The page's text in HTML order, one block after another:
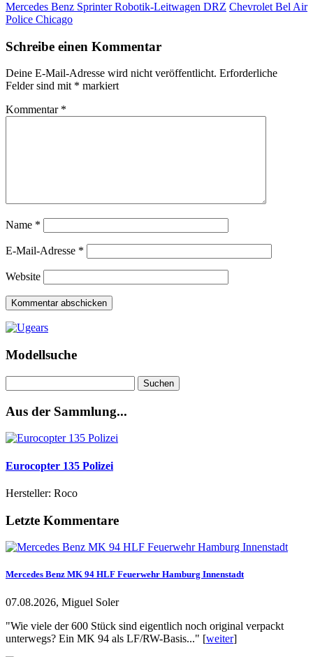
Mercedes Benz Sprinter Robotik-Leitwagen DRZ Chevrolet Bel Air
Police Chicago
Schreibe einen Kommentar
Deine E-Mail-Adresse wird nicht veröffentlicht. Erforderliche
Felder sind mit * markiert
Kommentar *
Name *
E-Mail-Adresse *
Website
Modellsuche
nach:
Aus der Sammlung...
Eurocopter 135 Polizei
Hersteller: Roco
Letzte Kommentare
Mercedes Benz MK 94 HLF Feuerwehr Hamburg Innenstadt
07.08.2026, Miguel Soler
"Wie viele der 600 Stück sind eigentlich noch original verpackt
unterwegs? Ein MK 94 als LF/RW-Basis..." [weiter]